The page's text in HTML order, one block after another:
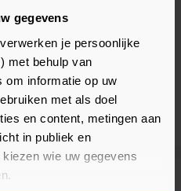
gegevens
verwerken je persoonlijke
met behulp van
om informatie op uw
met als doel
en content, metingen aan
in publiek en
wie uw gegevens